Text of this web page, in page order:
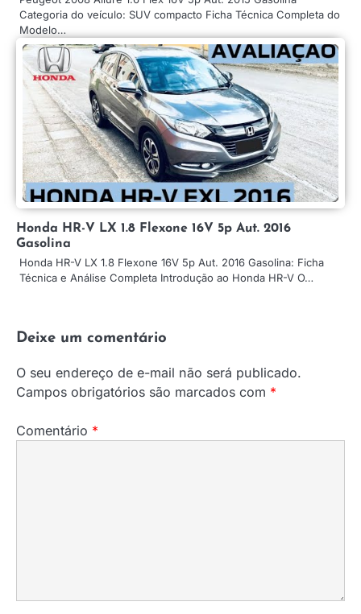
Categoria do veículo: SUV compacto Ficha Técnica Completa do
Modelo…
Honda HR-V LX 1.8 Flexone 16V 5p Aut. 2016
Gasolina
Honda HR-V LX 1.8 Flexone 16V 5p Aut. 2016 Gasolina: Ficha
Técnica e Análise Completa Introdução ao Honda HR-V O…
Deixe um comentário
O seu endereço de e-mail não será publicado.
Campos obrigatórios são marcados com *
Comentário *